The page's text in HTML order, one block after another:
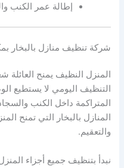
إطالة عمر الكنب
شركة تنظيف منازل بالبخار
المنزل النظيف يمنح العائلة
التنظيف اليومي لا يستطيع
المتراكمة داخل الكنب
المنازل بالبخار التي تمنح
والتعقيم.
نبدأ بتنظيف جميع أجزاء